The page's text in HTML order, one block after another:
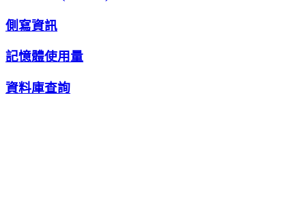
側寫資訊
記憶體使用量
資料庫查詢